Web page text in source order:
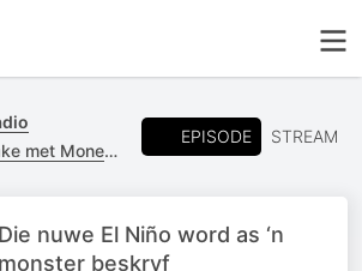
met Moneyweb
EPISODE STREAM
Die nuwe El Niño word as ‘n
monster beskryf